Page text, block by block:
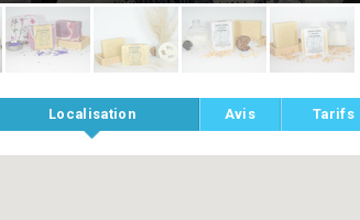
Localisation Avis Tarifs